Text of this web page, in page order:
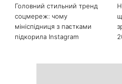
Останні новини